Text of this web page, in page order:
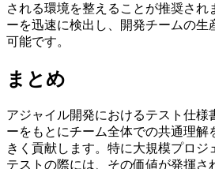
される環境を整えることが推奨され
ーを迅速に検出し、開発チームの生
可能です。
まとめ
アジャイル開発におけるテスト仕様
ーをもとにチーム全体での共通理解
きく貢献します。特に大規模プロジ
テストの際には、その価値が発揮さ